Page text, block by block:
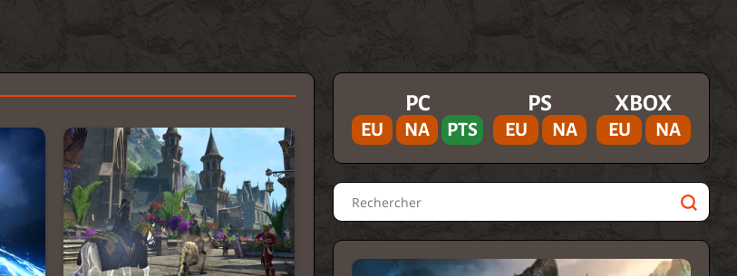
PC
EU NA PTS
PS
EU NA
XBOX
EU NA
Rechercher